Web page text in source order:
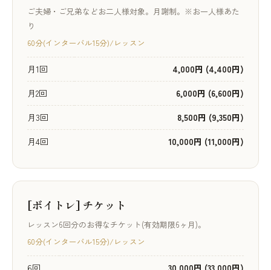
ご夫婦・ご兄弟などお二人様対象。月謝制。※お一人様あた
り
60分(インターバル15分)/レッスン
月1回
4,000円 (4,400円)
月2回
6,000円 (6,600円)
月3回
8,500円 (9,350円)
月4回
10,000円 (11,000円)
[ボイトレ] チケット
レッスン6回分のお得なチケット(有効期限6ヶ月)。
60分(インターバル15分)/レッスン
6回 30,000円 (33,000円)